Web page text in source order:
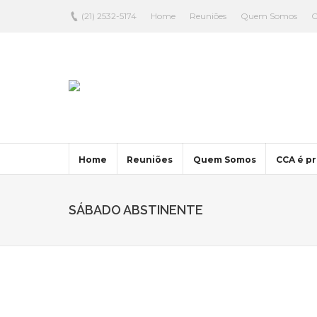
(21) 2532-5174 Home Reuniões Quem Somos
Home Reuniões Quem Somos CCA é
SÁBADO ABSTINENTE